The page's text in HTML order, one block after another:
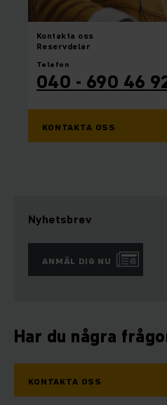
Kontakta oss
Reservdelar
Telefon
040 - 690 46
KONTAKTA OSS
Nyhetsbrev
ANMÄL DIG NU
Har du några
KONTAKTA OSS